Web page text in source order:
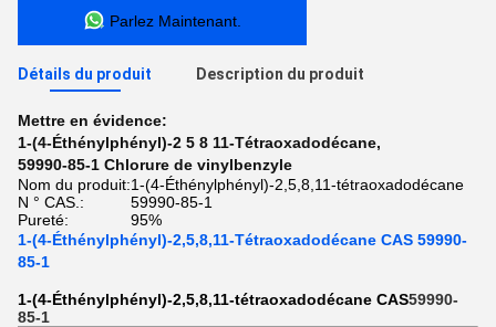
Parlez Maintenant.
Détails du produit Description du produit
Mettre en évidence:
1-(4-Éthénylphényl)-2 5 8 11-Tétraoxadodécane,
59990-85-1 Chlorure de vinylbenzyle
Nom du produit:1-(4-Éthénylphényl)-2,5,8,11-tétraoxadodécane
N ° CAS.:
59990-85-1
Pureté:
95%
1-(4-Éthénylphényl)-2,5,8,11-Tétraoxadodécane CAS 59990-
85-1
1-(4-Éthénylphényl)-2,5,8,11-tétraoxadodécane CAS59990-
85-1